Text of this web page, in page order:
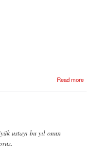
Read more
ustayı bu yıl onun